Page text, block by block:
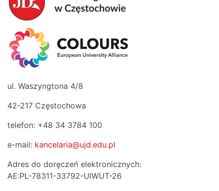
ul. Waszyngtona 4/8
42-217 Częstochowa
telefon: +48 34 3784 100
e-mail: kancelaria@ujd.edu.pl
Adres do doręczeń elektronicznych:
AE:PL-78311-33792-UIWUT-26